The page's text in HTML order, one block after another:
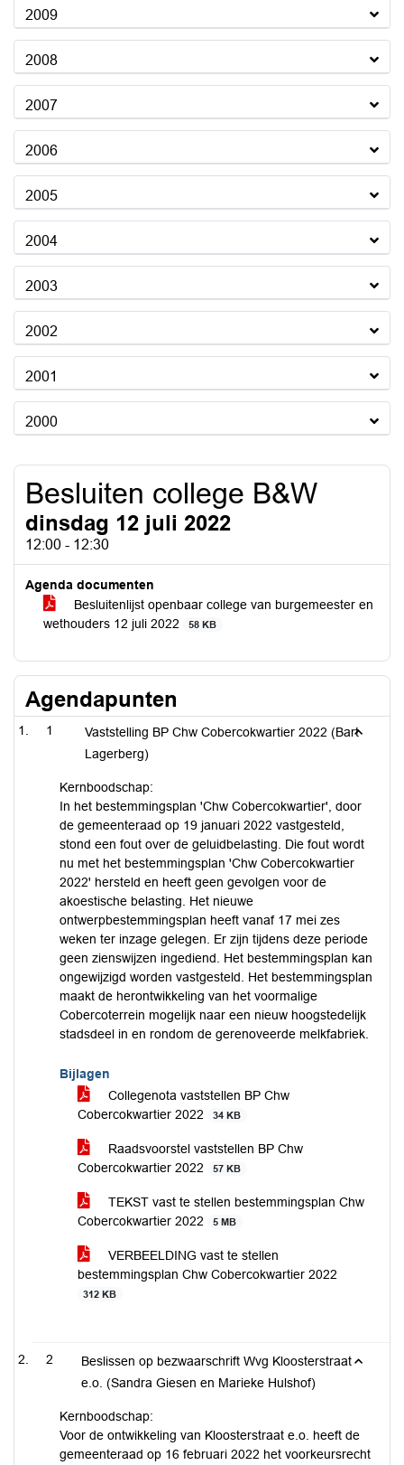
2009
2008
2007
2006
2005
2004
2003
2002
2001
2000
Besluiten college B&W
dinsdag 12 juli 2022
12:00 - 12:30
Agenda documenten
Besluitenlijst openbaar college van burgemeester en
wethouders 12 juli 2022
58 KB
Agendapunten
1
Vaststelling BP Chw Cobercokwartier 2022 (Bart
Lagerberg)
Kernboodschap:
In het bestemmingsplan 'Chw Cobercokwartier', door
de gemeenteraad op 19 januari 2022 vastgesteld,
stond een fout over de geluidbelasting. Die fout wordt
nu met het bestemmingsplan 'Chw Cobercokwartier
2022' hersteld en heeft geen gevolgen voor de
akoestische belasting. Het nieuwe
ontwerpbestemmingsplan heeft vanaf 17 mei zes
weken ter inzage gelegen. Er zijn tijdens deze periode
geen zienswijzen ingediend. Het bestemmingsplan kan
ongewijzigd worden vastgesteld. Het bestemmingsplan
maakt de herontwikkeling van het voormalige
Cobercoterrein mogelijk naar een nieuw hoogstedelijk
stadsdeel in en rondom de gerenoveerde melkfabriek.
Bijlagen
Collegenota vaststellen BP Chw
Cobercokwartier 2022
34 KB
Raadsvoorstel vaststellen BP Chw
Cobercokwartier 2022
57 KB
TEKST vast te stellen bestemmingsplan Chw
Cobercokwartier 2022
5 MB
VERBEELDING vast te stellen
bestemmingsplan Chw Cobercokwartier 2022
312 KB
2
Beslissen op bezwaarschrift Wvg Kloosterstraat
e.o. (Sandra Giesen en Marieke Hulshof)
Kernboodschap:
Voor de ontwikkeling van Kloosterstraat e.o. heeft de
gemeenteraad op 16 februari 2022 het voorkeursrecht